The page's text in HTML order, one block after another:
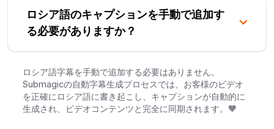
ロシア語のキャプションを手動で追加す
る必要がありますか？
ロシア語字幕を手動で追加する必要はありません。
Submagicの自動字幕生成プロセスでは、お客様のビデオ
を正確にロシア語に書き起こし、キャプションが自動的に
生成され、ビデオコンテンツと完全に同期されます。🧡